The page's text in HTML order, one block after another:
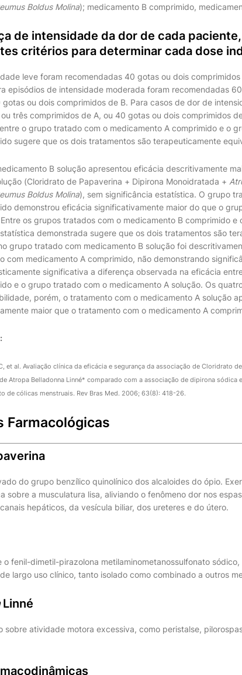
Boldus Molina); medicamento B comprimido,
de intensidade da dor de cada
critérios para determinar cada dose
leve foram recomendadas 40 gotas ou dois
episódios de intensidade moderada foram recomendadas
ou dois comprimidos de B. Para casos de dor de
três comprimidos de A, ou 40 gotas ou dois comprimidos
o grupo tratado com o medicamento A comprimido e o
sugere que os dois tratamentos são terapeuticamente
B solução apresentou eficácia descritivamente
(Cloridrato de Papaverina + Dipirona Monoidratada +
Boldus Molina), sem significância estatística. O grupo
demonstrou eficácia significativamente maior do que o
os grupos tratados com o medicamento B comprimido e
demonstrada sugere que os dois tratamentos são
grupo tratado com medicamento B solução foi
com medicamento A comprimido, não demonstrando
significativa a diferença observada na eficácia
e o grupo tratado com o medicamento A solução. Os
porém, o tratamento com o medicamento A solução
maior que o tratamento com o medicamento A
et al. Avaliação clínica da eficácia e segurança da associação de Cloridrato
Atropa Belladonna Linné* comparado com a associação de dipirona sódica
de cólicas menstruais. Rev Bras Med. 2006; 63(8): 418-26.
Farmacológicas
do grupo benzílico quinolínico dos alcaloides do ópio.
sobre a musculatura lisa, aliviando o fenômeno dor nos
hepáticos, da vesícula biliar, dos ureteres e do útero.
o fenil-dimetil-pirazolona metilaminometanossulfonato
largo uso clínico, tanto isolado como combinado a outros
Linné
sobre atividade motora excessiva, como peristalse,